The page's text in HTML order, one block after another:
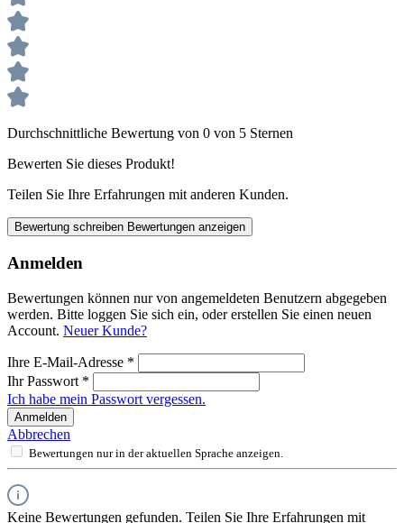
Durchschnittliche Bewertung von 0 von 5 Sternen
Bewerten Sie dieses Produkt!
Teilen Sie Ihre Erfahrungen mit anderen Kunden.
Bewertung schreiben Bewertungen anzeigen
Anmelden
Bewertungen können nur von angemeldeten Benutzern abgegeben
werden. Bitte loggen Sie sich ein, oder erstellen Sie einen neuen
Account. Neuer Kunde?
Ihre E-Mail-Adresse *
Ihr Passwort *
Ich habe mein Passwort vergessen.
Anmelden
Abbrechen
Bewertungen nur in der aktuellen Sprache anzeigen.
Keine Bewertungen gefunden. Teilen Sie Ihre Erfahrungen mit